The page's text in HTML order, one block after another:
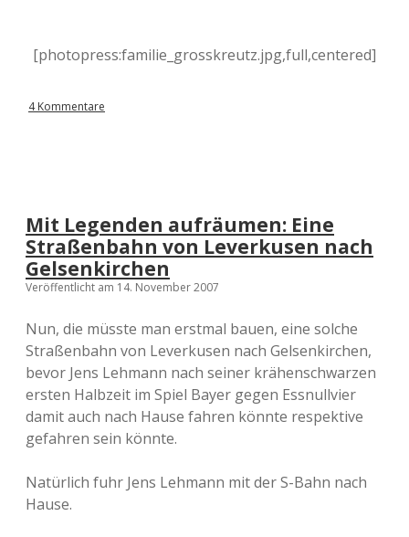
[photopress:familie_grosskreutz.jpg,full,centered]
4 Kommentare
Mit Legenden aufräumen: Eine
Straßenbahn von Leverkusen nach
Gelsenkirchen
Veröffentlicht am 14. November 2007
Nun, die müsste man erstmal bauen, eine solche
Straßenbahn von Leverkusen nach Gelsenkirchen,
bevor Jens Lehmann nach seiner krähenschwarzen
ersten Halbzeit im Spiel Bayer gegen Essnullvier
damit auch nach Hause fahren könnte respektive
gefahren sein könnte.
Natürlich fuhr Jens Lehmann mit der S-Bahn nach
Hause.